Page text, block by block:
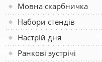
Мовна скарбничка
Набори стендів
Настрій дня
Ранкові зустрічі